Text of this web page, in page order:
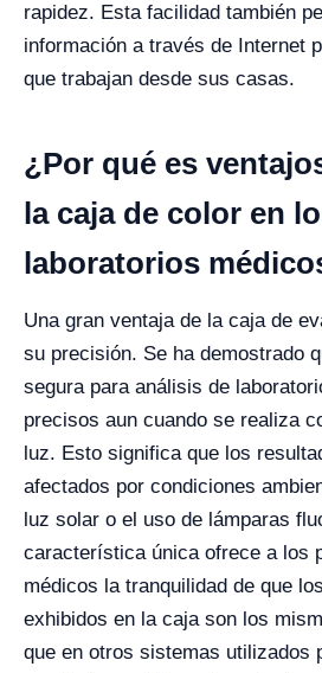
rapidez. Esta facilidad también
información a través de Internet
que trabajan desde sus casas.
¿Por qué es
la caja de color en
laboratorios
Una gran ventaja de la caja de
su precisión. Se ha demostrado
segura para análisis de
precisos aun cuando se realiza
luz. Esto significa que los
afectados por condiciones
luz solar o el uso de lámparas
característica única ofrece a los
médicos la tranquilidad de que
exhibidos en la caja son los
que en otros sistemas utilizados